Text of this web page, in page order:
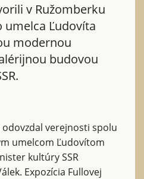
v Ružomberku
umelca Ľudovíta
modernou
budovou
verejnosti spolu
umelcom Ľudovítom
kultúry SSR
Expozícia Fullovej